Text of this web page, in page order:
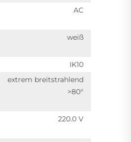
AC
weiß
IK10
extrem breitstrahlend
>80°
220.0 V